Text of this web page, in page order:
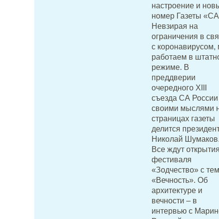
настроение и
номер Газеты
Невзирая на
ограничения в
с
работаем в
режиме. В
преддверии
очередного XIII
съезда СА России
своими мыслями
страницах газеты
делится
Николай
Все ждут
фестиваля
«Зодчество» с
«Вечность». Об
архитектуре и
вечности – в
интервью с